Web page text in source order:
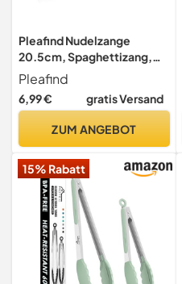
Pleafind Nudelzange
20.5cm, Spaghettizang,
Nudelzange mit Zinkengriff,
Nudelzange edelstahl,
zange Küche,
& Grillen & Backen & Nudel
Pleafind
6,99 € gratis Versand
ZUM ANGEBOT
15% Rabatt